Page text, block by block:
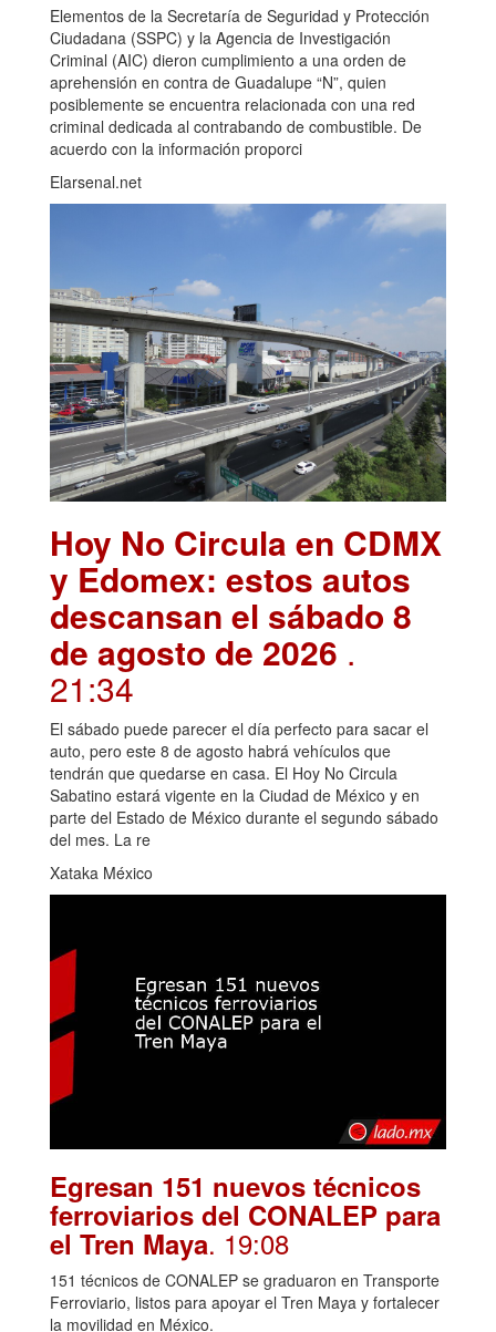
Elementos de la Secretaría de Seguridad y Protección
Ciudadana (SSPC) y la Agencia de Investigación
Criminal (AIC) dieron cumplimiento a una orden de
aprehensión en contra de Guadalupe “N”, quien
posiblemente se encuentra relacionada con una red
criminal dedicada al contrabando de combustible. De
acuerdo con la información proporci
Elarsenal.net
Hoy No Circula en CDMX
y Edomex: estos autos
descansan el sábado 8
de agosto de 2026 .
21:34
El sábado puede parecer el día perfecto para sacar el
auto, pero este 8 de agosto habrá vehículos que
tendrán que quedarse en casa. El Hoy No Circula
Sabatino estará vigente en la Ciudad de México y en
parte del Estado de México durante el segundo sábado
del mes. La re
Xataka México
Egresan 151 nuevos técnicos
ferroviarios del CONALEP para
el Tren Maya. 19:08
151 técnicos de CONALEP se graduaron en Transporte
Ferroviario, listos para apoyar el Tren Maya y fortalecer
la movilidad en México.